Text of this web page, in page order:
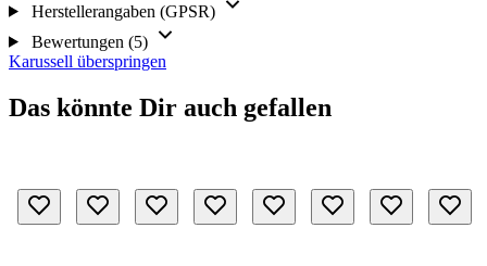
Herstellerangaben (GPSR)
Bewertungen (5)
Karussell überspringen
Das könnte Dir auch gefallen